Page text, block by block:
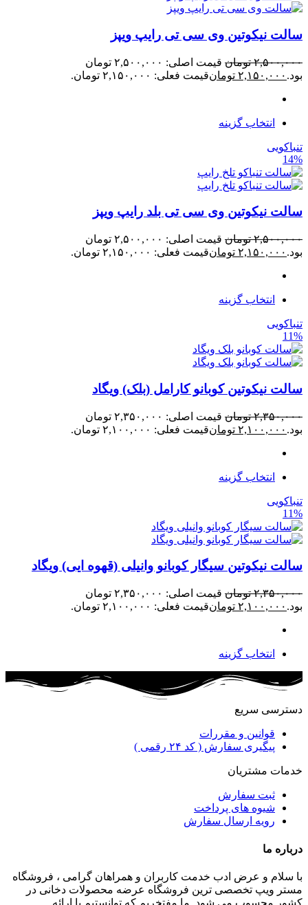
سالت نیکوتین وی سی تی رایپ ویپز
۲,۵۰۰,۰۰۰ تومان
قیمت اصلی: ۲,۵۰۰,۰۰۰ تومان
بود. ۲,۱۵۰,۰۰۰ تومانقیمت فعلی: ۲,۱۵۰,۰۰۰ تومان.
انتخاب گزینه
تنباکویی
14%
سالت نیکوتین وی سی تی بلد رایپ ویپز
۲,۵۰۰,۰۰۰ تومان
قیمت اصلی: ۲,۵۰۰,۰۰۰ تومان
بود. ۲,۱۵۰,۰۰۰ تومانقیمت فعلی: ۲,۱۵۰,۰۰۰ تومان.
انتخاب گزینه
تنباکویی
11%
سالت نیکوتین کوبانو کارامل (بلک) ویگاد
۲,۳۵۰,۰۰۰ تومان
قیمت اصلی: ۲,۳۵۰,۰۰۰ تومان
بود. ۲,۱۰۰,۰۰۰ تومانقیمت فعلی: ۲,۱۰۰,۰۰۰ تومان.
انتخاب گزینه
تنباکویی
11%
سالت نیکوتین سیگار کوبانو وانیلی (قهوه ایی) ویگاد
۲,۳۵۰,۰۰۰ تومان
قیمت اصلی: ۲,۳۵۰,۰۰۰ تومان
بود. ۲,۱۰۰,۰۰۰ تومانقیمت فعلی: ۲,۱۰۰,۰۰۰ تومان.
انتخاب گزینه
دسترسی سریع
قوانین و مقررات
پیگیری سفارش ( کد ۲۴ رقمی )
خدمات مشتریان
ثبت سفارش
شیوه های پرداخت
رویه ارسال سفارش
درباره ما
با سلام و عرض ادب خدمت کاربران و همراهان گرامی ، فروشگاه
مستر ویپ تخصصی ترین فروشگاه عرضه محصولات دخانی در
کشور محسوب می شود. ما مفتخریم که توانستیم با ارائه